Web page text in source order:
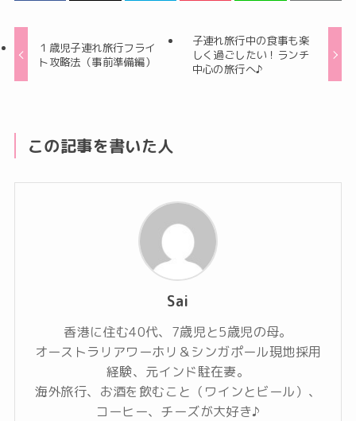
１歳児子連れ旅行フライ
ト攻略法（事前準備編）
子連れ旅行中の食事も楽
しく過ごしたい！ランチ
中心の旅行へ♪
この記事を書いた人
Sai
香港に住む40代、7歳児と5歳児の母。
オーストラリアワーホリ＆シンガポール現地採用
経験、元インド駐在妻。
海外旅行、お酒を飲むこと（ワインとビール）、
コーヒー、チーズが大好き♪